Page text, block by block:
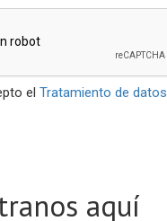
el Tratamiento de datos
aquí